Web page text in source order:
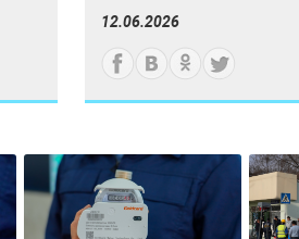
12.06.2026